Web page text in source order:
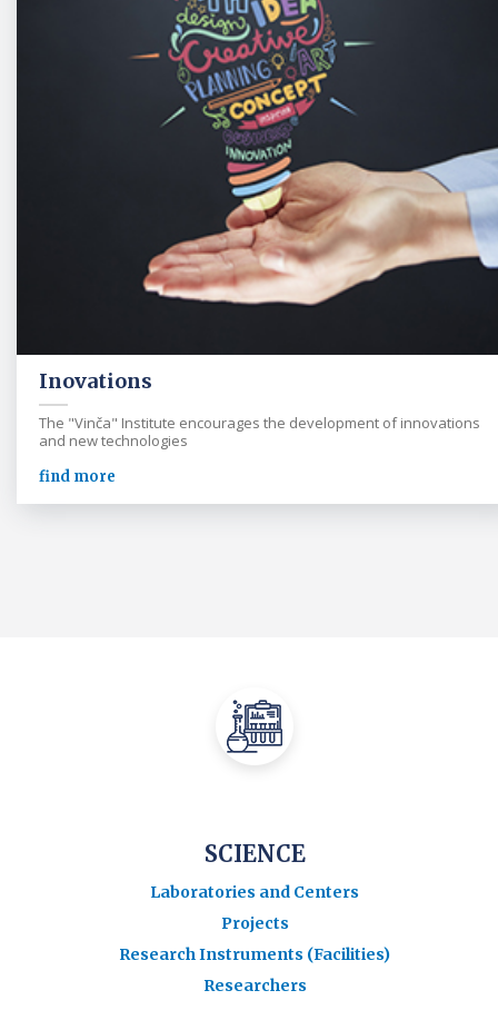
Inovations
The "Vinča" Institute encourages the development of innovations
and new technologies
find more
SCIENCE
Laboratories and Centers
Projects
Research Instruments (Facilities)
Researchers